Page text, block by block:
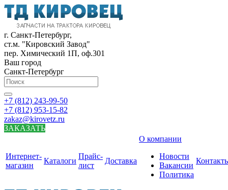
г. Санкт-Петербург,
ст.м. "Кировский Завод"
пер. Химический 1П, оф.301
Ваш город
Санкт-Петербург
+7 (812) 243-99-50
+7 (812) 953-15-82
zakaz@kirovetz.ru
ЗАКАЗАТЬ
Интернет-
магазин
Каталоги
Прайс-
лист
Доставка
О компании
Новости
Вакансии
Политика